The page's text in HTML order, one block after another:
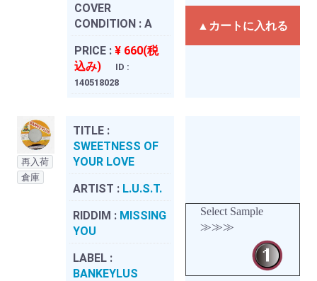
COVER
CONDITION : A
PRICE : ¥ 660(税
込み)
ID :
140518028
▲カートに入れる
再入荷
倉庫
TITLE :
SWEETNESS OF
YOUR LOVE
ARTIST : L.U.S.T.
RIDDIM : MISSING
YOU
LABEL :
BANKEYLUS
Select Sample
≫≫≫